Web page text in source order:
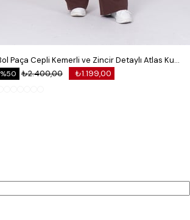
Bol Paça Cepli Kemerli ve Zincir Detaylı Atlas Kumaş Pantolon
₺1.199,00
₺2.400,00
%50